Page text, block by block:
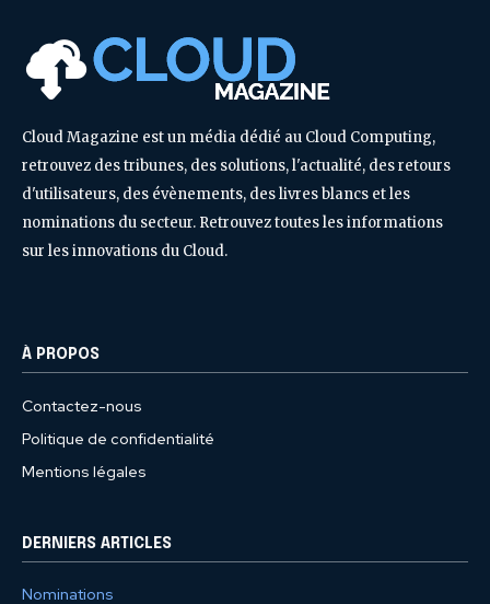
Cloud Magazine est un média dédié au Cloud Computing,
retrouvez des tribunes, des solutions, l'actualité, des retours
d'utilisateurs, des évènements, des livres blancs et les
nominations du secteur. Retrouvez toutes les informations
sur les innovations du Cloud.
À PROPOS
Contactez-nous
Politique de confidentialité
Mentions légales
DERNIERS ARTICLES
Nominations